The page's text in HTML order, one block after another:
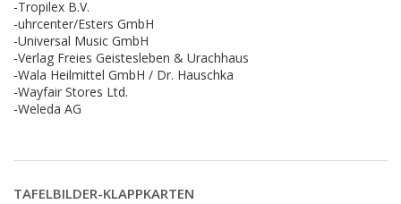
-Tropilex B.V.
-uhrcenter/Esters GmbH
-Universal Music GmbH
-Verlag Freies Geistesleben & Urachhaus
-Wala Heilmittel GmbH / Dr. Hauschka
-Wayfair Stores Ltd.
-Weleda AG
TAFELBILDER-KLAPPKARTEN